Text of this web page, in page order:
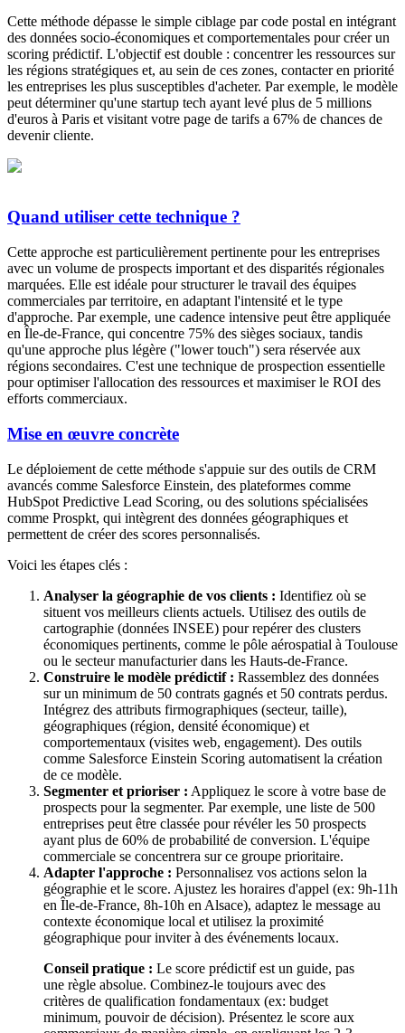
Cette méthode dépasse le simple ciblage par code postal en intégrant
des données socio-économiques et comportementales pour créer un
scoring prédictif. L'objectif est double : concentrer les ressources sur
les régions stratégiques et, au sein de ces zones, contacter en priorité
les entreprises les plus susceptibles d'acheter. Par exemple, le modèle
peut déterminer qu'une startup tech ayant levé plus de 5 millions
d'euros à Paris et visitant votre page de tarifs a 67% de chances de
devenir cliente.
Quand utiliser cette technique ?
Cette approche est particulièrement pertinente pour les entreprises
avec un volume de prospects important et des disparités régionales
marquées. Elle est idéale pour structurer le travail des équipes
commerciales par territoire, en adaptant l'intensité et le type
d'approche. Par exemple, une cadence intensive peut être appliquée
en Île-de-France, qui concentre 75% des sièges sociaux, tandis
qu'une approche plus légère ("lower touch") sera réservée aux
régions secondaires. C'est une technique de prospection essentielle
pour optimiser l'allocation des ressources et maximiser le ROI des
efforts commerciaux.
Mise en œuvre concrète
Le déploiement de cette méthode s'appuie sur des outils de CRM
avancés comme Salesforce Einstein, des plateformes comme
HubSpot Predictive Lead Scoring, ou des solutions spécialisées
comme Prospkt, qui intègrent des données géographiques et
permettent de créer des scores personnalisés.
Voici les étapes clés :
Analyser la géographie de vos clients : Identifiez où se
situent vos meilleurs clients actuels. Utilisez des outils de
cartographie (données INSEE) pour repérer des clusters
économiques pertinents, comme le pôle aérospatial à Toulouse
ou le secteur manufacturier dans les Hauts-de-France.
Construire le modèle prédictif : Rassemblez des données
sur un minimum de 50 contrats gagnés et 50 contrats perdus.
Intégrez des attributs firmographiques (secteur, taille),
géographiques (région, densité économique) et
comportementaux (visites web, engagement). Des outils
comme Salesforce Einstein Scoring automatisent la création
de ce modèle.
Segmenter et prioriser : Appliquez le score à votre base de
prospects pour la segmenter. Par exemple, une liste de 500
entreprises peut être classée pour révéler les 50 prospects
ayant plus de 60% de probabilité de conversion. L'équipe
commerciale se concentrera sur ce groupe prioritaire.
Adapter l'approche : Personnalisez vos actions selon la
géographie et le score. Ajustez les horaires d'appel (ex: 9h-11h
en Île-de-France, 8h-10h en Alsace), adaptez le message au
contexte économique local et utilisez la proximité
géographique pour inviter à des événements locaux.
Conseil pratique : Le score prédictif est un guide, pas
une règle absolue. Combinez-le toujours avec des
critères de qualification fondamentaux (ex: budget
minimum, pouvoir de décision). Présentez le score aux